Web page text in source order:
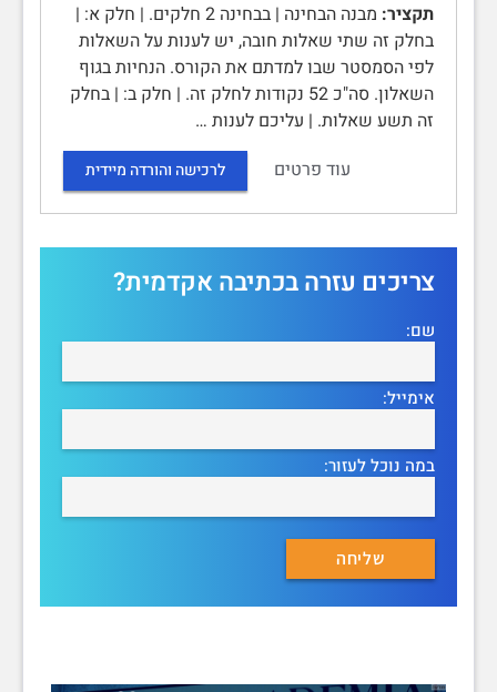
תקציר:
מבנה הבחינה | בבחינה 2 חלקים. | חלק א: |
בחלק זה שתי שאלות חובה, יש לענות על השאלות
לפי הסמסטר שבו למדתם את הקורס. הנחיות בגוף
השאלון. סה"כ 52 נקודות לחלק זה. | חלק ב: | בחלק
זה תשע שאלות. | עליכם לענות …
עוד פרטים
לרכישה והורדה מיידית
צריכים עזרה בכתיבה אקדמית?
שם:
אימייל:
במה נוכל לעזור: